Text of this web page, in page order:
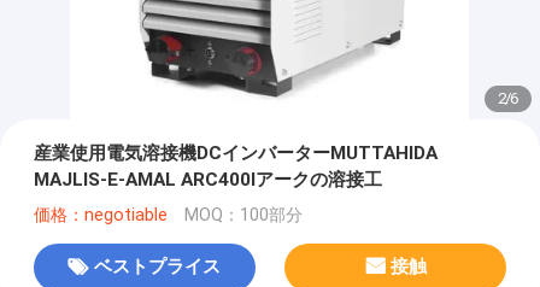
2/6
産業使用電気溶接機DCインバーターMUTTAHIDA
MAJLIS-E-AMAL ARC400Iアークの溶接工
価格：negotiable MOQ：100部分
ベストプライス 接触